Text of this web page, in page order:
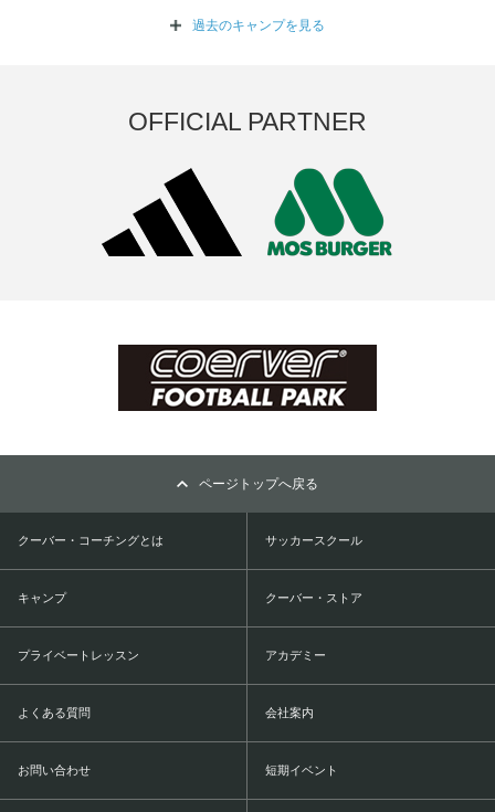
過去のキャンプを 見る
OFFICIAL PARTNER
ページトップへ戻る
クーバー・コーチングとは サッカースクール
キャンプ クーバー・ストア
プライベートレッスン アカデミー
よくある質問 会社案内
お問い合わせ 短期イベント